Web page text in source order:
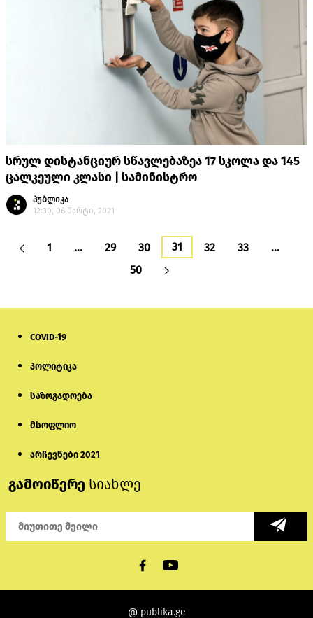
სრულ დისტანციურ სწავლებაზეა 17 სკოლა და 145
ცალკეული კლასი | სამინისტრო
პუბლიკა
12:30, 06 მარტი, 2021
1 … 29 30 31 32 33
…
50
COVID-19
პოლიტიკა
საზოგადოება
მსოფლიო
არჩევნები 2021
გამოიწერე სიახლე
@ publika.ge